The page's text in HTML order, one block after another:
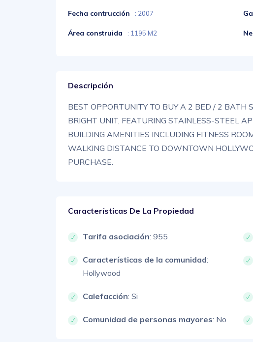
Fecha contrucción : 2007
Área construida : 1195 M2
Descripción
BEST OPPORTUNITY TO BUY A 2 BED / 2 BATH
BRIGHT UNIT, FEATURING STAINLESS-STEEL
BUILDING AMENITIES INCLUDING FITNESS
WALKING DISTANCE TO DOWNTOWN
PURCHASE.
Características De La Propiedad
Tarifa asociación: 955
Características de la comunidad:
Hollywood
Calefacción: Si
Comunidad de personas mayores: No